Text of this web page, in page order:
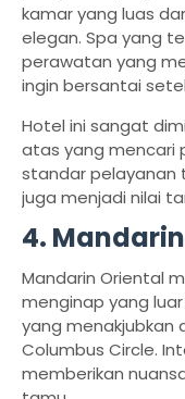
kamar yang luas
elegan. Spa yang
perawatan yang
ingin bersantai
Hotel ini sangat
atas yang mencari
standar pelayanan
juga menjadi nilai
4.
Mandarin Oriental
menginap yang
yang menakjubkan
Columbus Circle.
memberikan